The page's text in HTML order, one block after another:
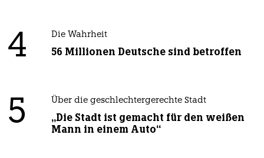
4 Die Wahrheit
56 Millionen Deutsche sind betroffen
5 Über die geschlechtergerechte Stadt
„Die Stadt ist gemacht für den weißen
Mann in einem Auto“